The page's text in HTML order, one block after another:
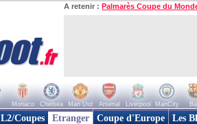
A retenir : Palmarès Coupe du
Monaco Chelsea Man Utd Arsenal Liverpool ManCity
L2/Coupes Etranger Coupe d'Europe Les